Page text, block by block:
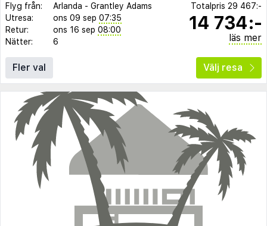
Flyg från: Arlanda - Grantley Adams
Utresa:
ons 09 sep 07:35
Retur:
ons 16 sep 08:00
Nätter:
6
Totalpris 29 467:-
14 734:-
läs mer
Fler val Välj resa